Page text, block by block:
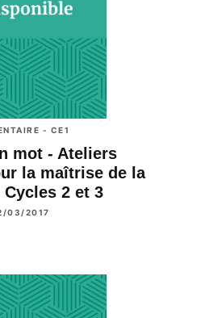
- CE1
mot - Ateliers
la maîtrise de la
Cycles 2 et 3
03/2017